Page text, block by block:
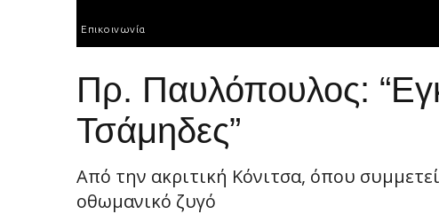
Επικοινωνία
Πρ. Παυλόπουλος:
Τσάμηδες”
Aπό την ακριτική Κόνιτσα, όπου
οθωμανικό ζυγό